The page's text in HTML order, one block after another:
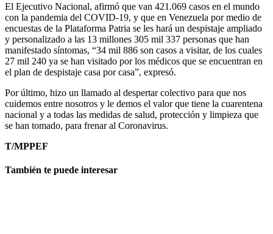
El Ejecutivo Nacional, afirmó que van 421.069 casos en el mundo
con la pandemia del COVID-19, y que en Venezuela por medio de
encuestas de la Plataforma Patria se les hará un despistaje ampliado
y personalizado a las 13 millones 305 mil 337 personas que han
manifestado síntomas, “34 mil 886 son casos a visitar, de los cuales
27 mil 240 ya se han visitado por los médicos que se encuentran en
el plan de despistaje casa por casa”, expresó.
Por último, hizo un llamado al despertar colectivo para que nos
cuidemos entre nosotros y le demos el valor que tiene la cuarentena
nacional y a todas las medidas de salud, protección y limpieza que
se han tomado, para frenar al Coronavirus.
T/MPPEF
También te puede interesar